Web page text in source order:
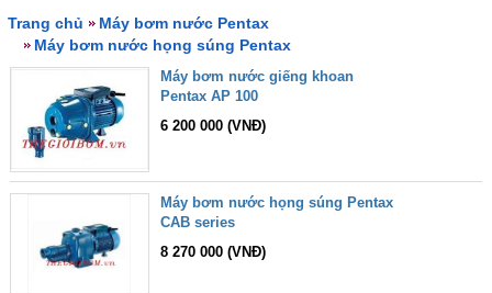
Trang chủ
Máy bơm nước Pentax
Máy bơm nước họng súng Pentax
Máy bơm nước giếng khoan
Pentax AP 100
6 200 000 (VNĐ)
Máy bơm nước họng súng Pentax
CAB series
8 270 000 (VNĐ)